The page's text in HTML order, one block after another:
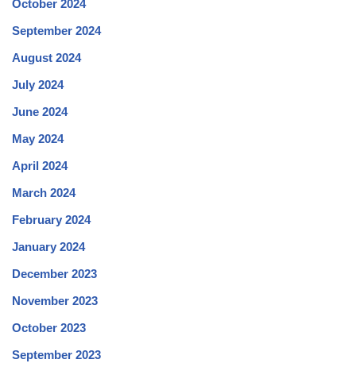
October 2024
September 2024
August 2024
July 2024
June 2024
May 2024
April 2024
March 2024
February 2024
January 2024
December 2023
November 2023
October 2023
September 2023